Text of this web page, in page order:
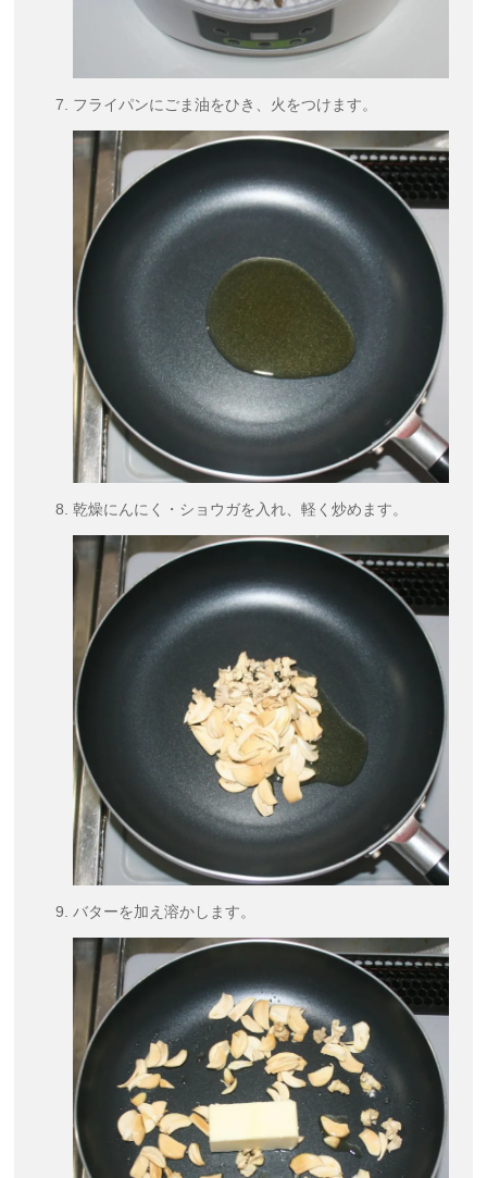
フライパンにごま油をひき、火をつけます。
乾燥にんにく・ショウガを入れ、軽く炒めます。
バターを加え溶かします。